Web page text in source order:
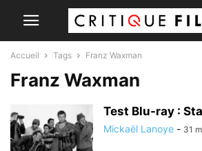
Accueil Tags Franz Waxman
Franz Waxman
Test Blu-ray :
Mickaël Lanoye - 31